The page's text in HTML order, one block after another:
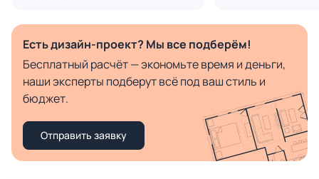
Есть дизайн-проект? Мы все подберём!
Бесплатный расчёт — экономьте время и деньги,
наши эксперты подберут всё под ваш стиль и
бюджет.
Отправить заявку